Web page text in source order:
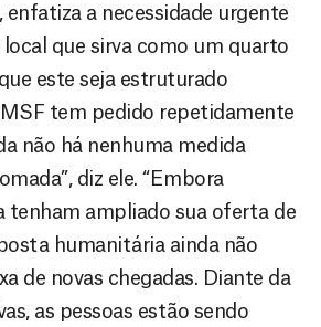
enfatiza a necessidade urgente
que sirva como um quarto
este seja estruturado
tem pedido repetidamente
não há nenhuma medida
diz ele. “Embora
tenham ampliado sua oferta de
humanitária ainda não
de novas chegadas. Diante da
as pessoas estão sendo